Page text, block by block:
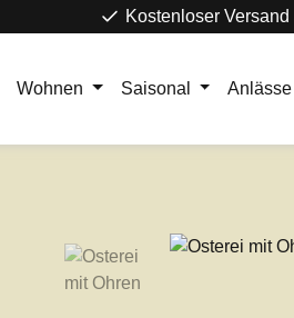
Kostenloser Versand
Wohnen Saisonal Anlässe
Bildergalerie überspringen